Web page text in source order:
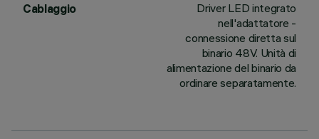
Cablaggio
Driver LED integrato
nell'adattatore -
connessione diretta sul
binario 48V. Unità di
alimentazione del binario da
ordinare separatamente.